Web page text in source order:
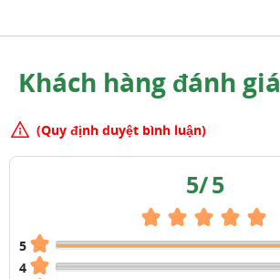
Khách hàng đánh giá
(Quy định duyệt bình luận)
5/5
5
4